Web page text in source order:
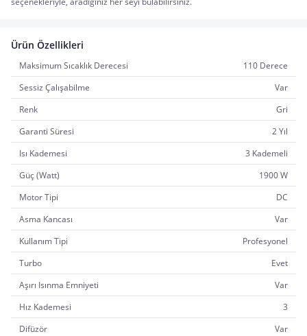
Ürün Özellikleri
Maksimum Sıcaklık Derecesi
110 Derece
Sessiz Çalışabilme
Var
Renk
Gri
Garanti Süresi
2 Yıl
Isı Kademesi
3 Kademeli
Güç (Watt)
1900 W
Motor Tipi
DC
Asma Kancası
Var
Kullanım Tipi
Profesyonel
Turbo
Evet
Aşırı Isınma Emniyeti
Var
Hız Kademesi
3
Difüzör
Var